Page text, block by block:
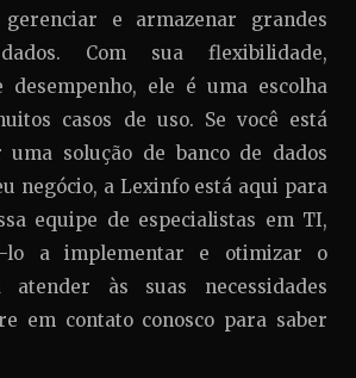
e armazenar grandes
Com sua flexibilidade,
desempenho, ele é uma escolha
casos de uso. Se você está
uma solução de banco de dados
negócio, a Lexinfo está aqui para
equipe de especialistas em TI,
lo a implementar e otimizar o
atender às suas necessidades
em contato conosco para saber